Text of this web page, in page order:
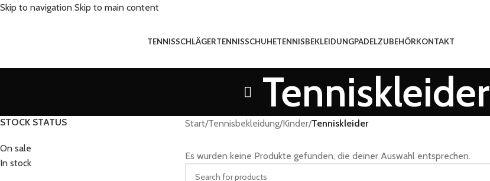
Skip to navigation Skip to main content
TENNISSCHLÄGERTENNISSCHUHETENNISBEKLEIDUNGPADELZUBEHÖRKONTAKT
Tenniskleider
STOCK STATUS
On sale
In stock
Start/Tennisbekleidung/Kinder/Tenniskleider
Es wurden keine Produkte gefunden, die deiner Auswahl entsprechen.